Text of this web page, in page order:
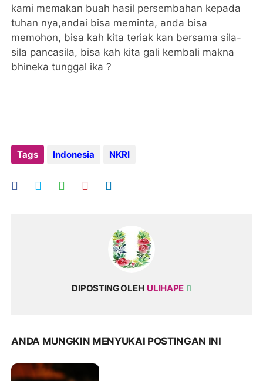
kami memakan buah hasil persembahan kepada
tuhan nya,andai bisa meminta, anda bisa
memohon, bisa kah kita teriak kan bersama sila-
sila pancasila, bisa kah kita gali kembali makna
bhineka tunggal ika ?
Tags Indonesia NKRI
DIPOSTING OLEH ULIHAPE
ANDA MUNGKIN MENYUKAI POSTINGAN INI